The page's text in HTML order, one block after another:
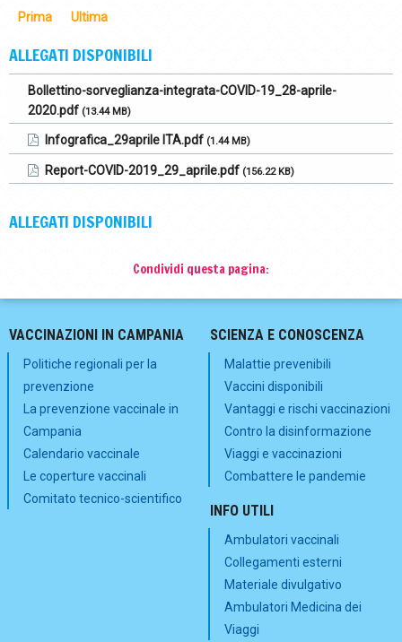
Prima Ultima
ALLEGATI DISPONIBILI
Bollettino-sorveglianza-integrata-COVID-19_28-aprile-
2020.pdf (13.44 MB)
Infografica_29aprile ITA.pdf (1.44 MB)
Report-COVID-2019_29_aprile.pdf (156.22 KB)
ALLEGATI DISPONIBILI
Condividi questa pagina:
VACCINAZIONI IN CAMPANIA
Politiche regionali per la
prevenzione
La prevenzione vaccinale in
Campania
Calendario vaccinale
Le coperture vaccinali
Comitato tecnico-scientifico
SCIENZA E CONOSCENZA
Malattie prevenibili
Vaccini disponibili
Vantaggi e rischi vaccinazioni
Contro la disinformazione
Viaggi e vaccinazioni
Combattere le pandemie
INFO UTILI
Ambulatori vaccinali
Collegamenti esterni
Materiale divulgativo
Ambulatori Medicina dei
Viaggi